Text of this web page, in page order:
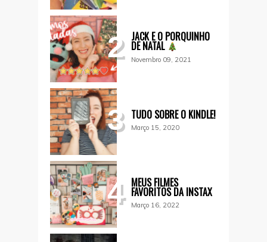
2 JACK E O PORQUINHO
DE NATAL
Novembro 09, 2021
3 TUDO SOBRE O KINDLE!
Março 15, 2020
4 MEUS FILMES
FAVORITOS DA INSTAX
Março 16, 2022